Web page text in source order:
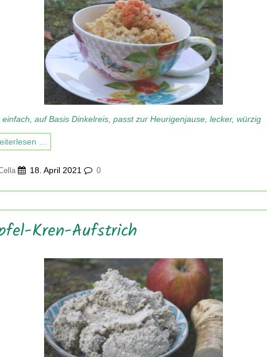
einfach, auf Basis Dinkelreis, passt zur Heurigenjause, lecker, würzig
…
18. April 2021 0
Kren-Aufstrich